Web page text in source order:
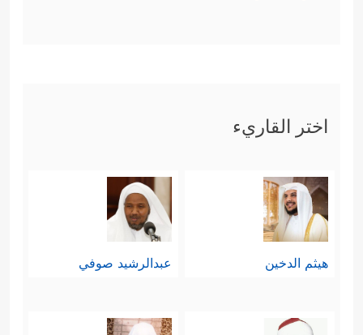
اختر القاريء
هيثم الدخين عبدالرشيد صوفي